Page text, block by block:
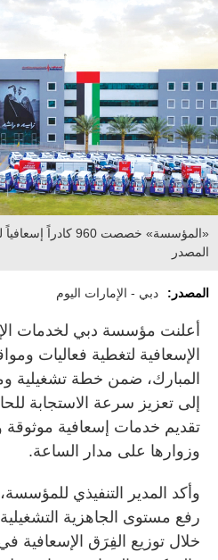
«المؤسسة» خصصت 960
المصدر
المصدر: دبي - الإمارات اليوم
أعلنت مؤسسة دبي لخدمات
الإسعافية لتغطية فعاليات
المبارك، ضمن خطة تشغيلية
إلى تعزيز سرعة الاستجابة
تقديم خدمات إسعافية موثوقة
وزوارها على مدار الساعة.
وأكد المدير التنفيذي
رفع مستوى الجاهزية
خلال توزيع الفِرَق الإسعافية